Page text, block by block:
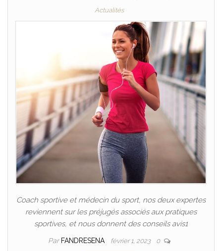
Actualités
Coach sportive et médecin du sport, nos deux expertes
reviennent sur les préjugés associés aux pratiques
sportives, et nous donnent des conseils avis1
Par FANDRESENA février 1, 2023 0